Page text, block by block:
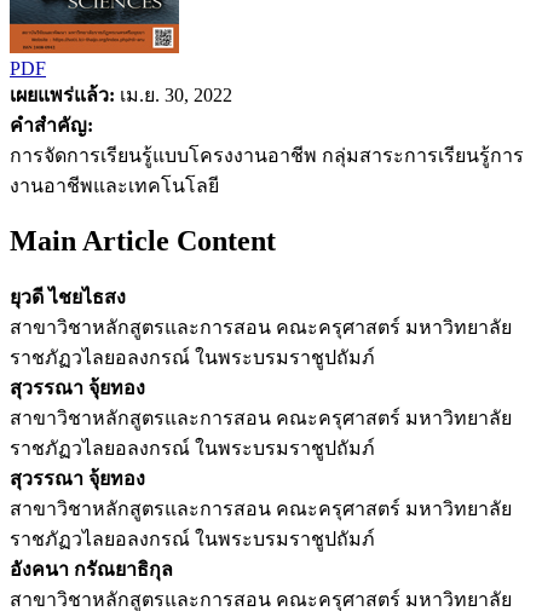
PDF
เผยแพร่แล้ว: เม.ย. 30, 2022
คำสำคัญ:
การจัดการเรียนรู้แบบโครงงานอาชีพ กลุ่มสาระการเรียนรู้การ
งานอาชีพและเทคโนโลยี
Main Article Content
ยุวดี ไชยไธสง
สาขาวิชาหลักสูตรและการสอน คณะครุศาสตร์ มหาวิทยาลัย
ราชภัฏวไลยอลงกรณ์ ในพระบรมราชูปถัมภ์
สุวรรณา จุ้ยทอง
สาขาวิชาหลักสูตรและการสอน คณะครุศาสตร์ มหาวิทยาลัย
ราชภัฏวไลยอลงกรณ์ ในพระบรมราชูปถัมภ์
สุวรรณา จุ้ยทอง
สาขาวิชาหลักสูตรและการสอน คณะครุศาสตร์ มหาวิทยาลัย
ราชภัฏวไลยอลงกรณ์ ในพระบรมราชูปถัมภ์
อังคนา กรัณยาธิกุล
สาขาวิชาหลักสูตรและการสอน คณะครุศาสตร์ มหาวิทยาลัย